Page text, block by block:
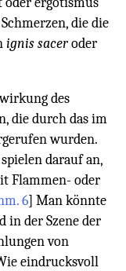
die die
ignis sacer oder
des
die durch das im
wurden.
darauf an,
Flammen- oder
6] Man könnte
in der Szene der
von
eindrucksvoll